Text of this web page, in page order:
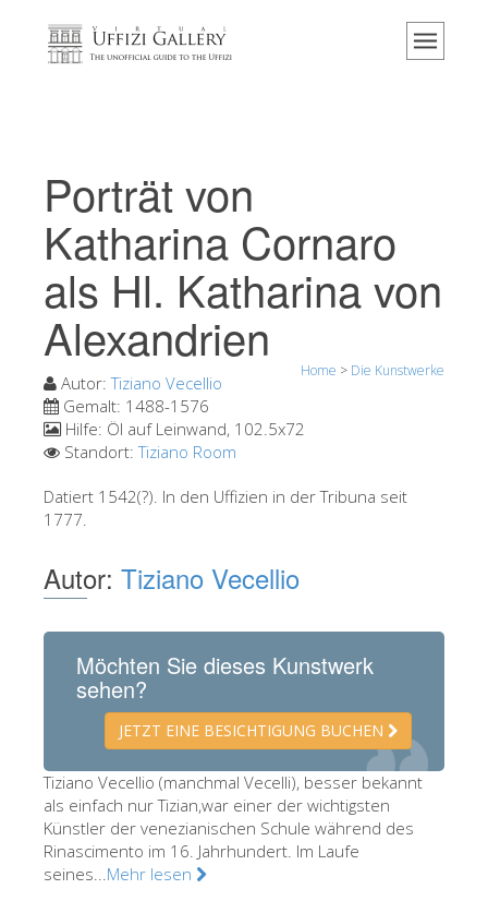
Home
Veranstaltungen & Ausstellungen
Besucher Bewertungen
Kontakt
Die Uffizien entdecken
Jetzt buchen
Virtuelle Tour
Die Kunstwerke
Andere Museen
Bargello Museum
Galleria Accademia
Palatina Galerie
Medici Kapelle
San Marco Museum
Archäologisches Museum
Opificio delle Pietre Dure
Porträt von
Katharina Cornaro
als Hl. Katharina von
Alexandrien
Home > Die Kunstwerke
Autor:Tiziano Vecellio
Gemalt: 1488-1576
Hilfe: Öl auf Leinwand, 102.5x72
Standort:Tiziano Room
Datiert 1542(?). In den Uffizien in der Tribuna seit
1777.
Autor: Tiziano Vecellio
Möchten Sie dieses Kunstwerk
sehen?
JETZT EINE BESICHTIGUNG BUCHEN
Tiziano Vecellio (manchmal Vecelli), besser bekannt
als einfach nur Tizian,war einer der wichtigsten
Künstler der venezianischen Schule während des
Rinascimento im 16. Jahrhundert. Im Laufe
seines...Mehr lesen